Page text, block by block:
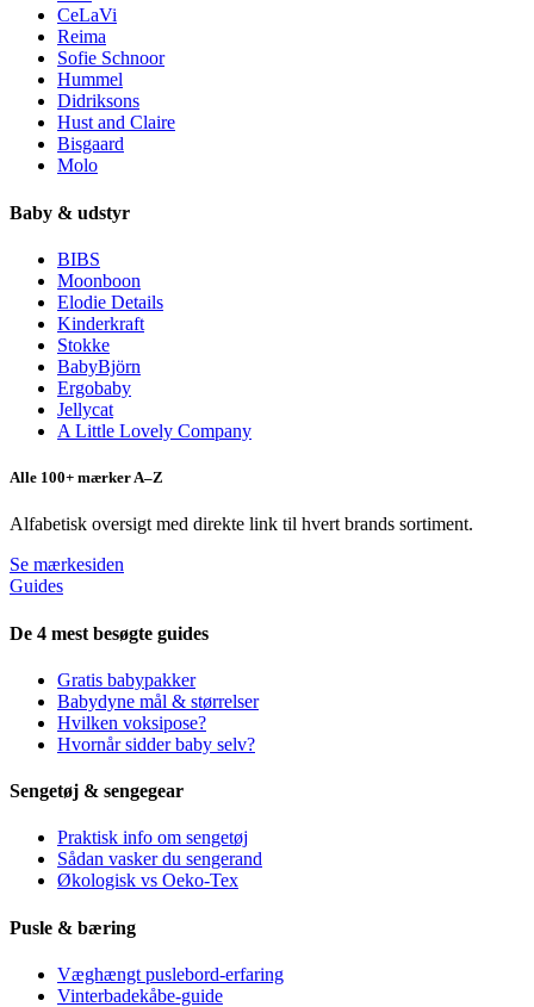
CeLaVi
Reima
Sofie Schnoor
Hummel
Didriksons
Hust and Claire
Bisgaard
Molo
Baby & udstyr
BIBS
Moonboon
Elodie Details
Kinderkraft
Stokke
BabyBjörn
Ergobaby
Jellycat
A Little Lovely Company
Alle 100+ mærker A–Z
Alfabetisk oversigt med direkte link til hvert brands sortiment.
Se mærkesiden
Guides
De 4 mest besøgte guides
Gratis babypakker
Babydyne mål & størrelser
Hvilken voksipose?
Hvornår sidder baby selv?
Sengetøj & sengegear
Praktisk info om sengetøj
Sådan vasker du sengerand
Økologisk vs Oeko-Tex
Pusle & bæring
Væghængt puslebord-erfaring
Vinterbadekåbe-guide